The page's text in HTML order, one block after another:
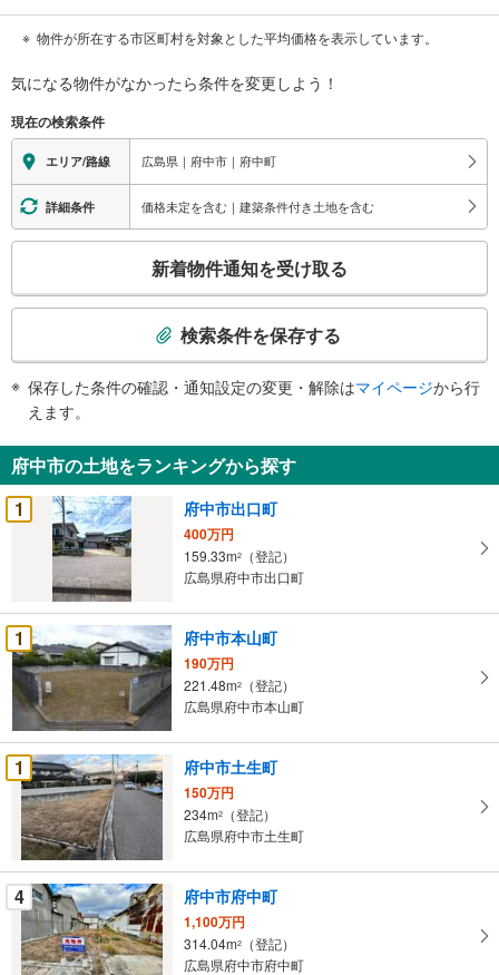
物件が所在する市区町村を対象とした平均価格を表示しています。
気になる物件がなかったら条件を変更しよう！
現在の検索条件
エリア/路線 広島県｜府中市｜府中町
詳細条件 価格未定を含む｜建築条件付き土地を含む
検
知
を
受
け
条
件
を
マ
イ
ペ
ー
ジ
に
保
存
す
る
新着物件通知を受け取る
検索条件を保存する
保存した条件の確認・通知設定の変更・解除はマイページから行
えます。
府中市の土地をランキングから探す
1
府中市出口町
400万円
159.33m2
（登記）
広島県府中市出口町
1 府中市本山町
190万円
221.48m2
（登記）
広島県府中市本山町
1 府中市土生町
150万円
234m2
（登記）
広島県府中市土生町
4 府中市府中町
1,100万円
314.04m2
（登記）
広島県府中市府中町